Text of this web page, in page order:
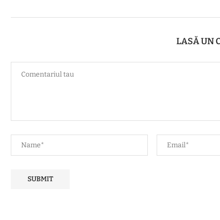
LASĂ UN